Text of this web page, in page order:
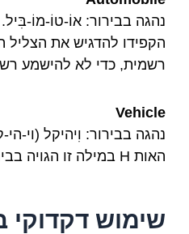
נהגה בבירור: אוֹ-טוֹ-מוֹ-בִּיל.
הקפידו להדגיש את
רשמית, כדי לא להישמע
Vehicle
נהגה בבירור: וִיהיקל (וי-
האות H במילה זו הגויה בבירור, וכך רצוי להדגיש את הצליל "הי".
שימוש דקדוקי